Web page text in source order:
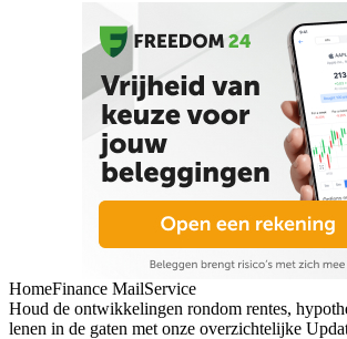
HomeFinance MailService
Houd de ontwikkelingen rondom rentes,
lenen in de gaten met onze overzichtelijke